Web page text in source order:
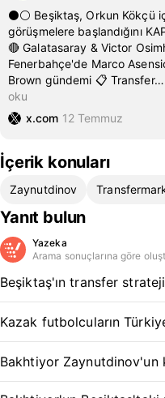
⚫️⚪️ Beşiktaş, Orkun Kökçü
görüşmelere başlandığını
🔴 Galatasaray & Victor
Fenerbahçe'de Marco
Brown gündemi 📋 Transfer…
oku
x.com 12 Temmuz
İçerik konuları
Zaynutdinov
Yanıt bulun
Yazeka
Arama sonuçlarına göre
Beşiktaş'ın transfer
Kazak futbolcuların
Bakhtiyor Zaynutdinov'un